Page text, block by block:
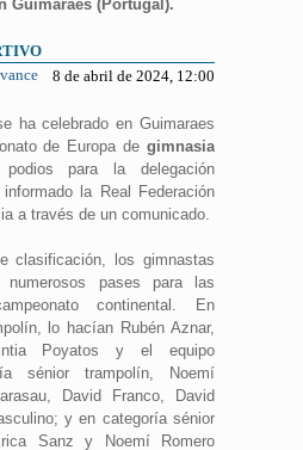
Guimaraes (Portugal).
8 de abril de 2024, 12:00
ha celebrado en Guimaraes
de Europa de gimnasia
para la delegación
la Real Federación
a través de un comunicado.
clasificación, los gimnastas
numerosos pases para las
continental. En
lo hacían Rubén Aznar,
Poyatos y el equipo
sénior trampolín, Noemí
David Franco, David
y en categoría sénior
Sanz y Noemí Romero